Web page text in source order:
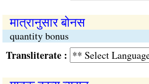
मात्रानुसार बोनस
quantity bonus
: